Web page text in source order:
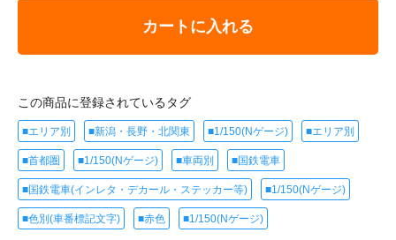
カートに入れる
この商品に登録されているタグ
■エリア別 ■新潟・長野・北関東 ■1/150(Nゲージ) ■エリア別
■首都圏 ■1/150(Nゲージ) ■車両別 ■国鉄電車
■国鉄電車(インレタ・デカール・ステッカー等) ■1/150(Nゲージ)
■色別(車番標記文字) ■赤色 ■1/150(Nゲージ)